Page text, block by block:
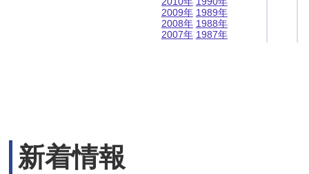
2009年
2008年
2007年
1989年
1988年
1987年
新着情報